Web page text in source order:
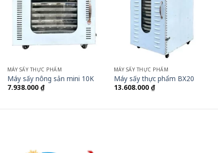
MÁY SẤY THỰC PHẨM
Máy sấy nông sản mini 10K
7.938.000 ₫
MÁY SẤY THỰC PHẨM
Máy sấy thực phẩm BX20
13.608.000 ₫